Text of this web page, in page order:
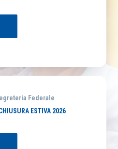
Federale
ESTIVA 2026